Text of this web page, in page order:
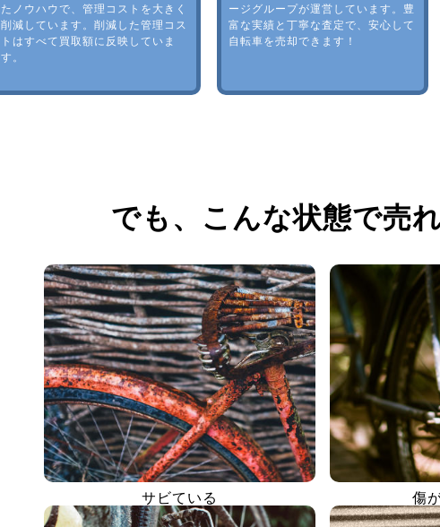
たノウハウで、管理コストを大きく
削減しています。削減した管理コス
トはすべて買取額に反映していま
す。
ージグループが運営しています。豊
富な実績と丁寧な査定で、安心して
自転車を売却できます！
でも、 こんな状態で売
サビている 傷